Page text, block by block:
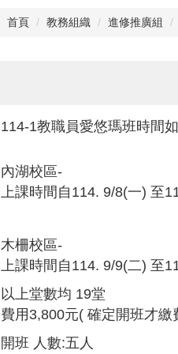
首頁 教務組織 進修推廣組
114-1教職員愛悠瑪班時間如
內湖校區-
上課時間自114. 9/8(一) 至
木柵校區-
上課時間自114. 9/9(二) 至
以上堂數均 19堂
費用3,800元( 確定開班才繳
開班 人數:五人